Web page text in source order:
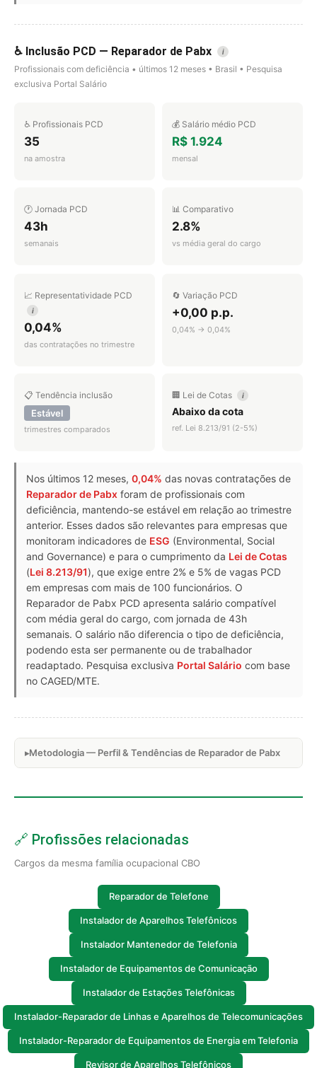
♿ Inclusão PCD — Reparador de Pabx i
Profissionais com deficiência • últimos 12 meses • Brasil • Pesquisa
exclusiva Portal Salário
♿ Profissionais PCD
35
na amostra
💰 Salário médio PCD
R$ 1.924
mensal
🕐 Jornada PCD
43h
semanais
📊 Comparativo
2.8%
vs média geral do cargo
📈 Representatividade PCD
i
0,04%
das contratações no trimestre
🔄 Variação PCD
+0,00 p.p.
0,04% → 0,04%
📋 Tendência inclusão
Estável
trimestres comparados
🏢 Lei de Cotas i
Abaixo da cota
ref. Lei 8.213/91 (2-5%)
Nos últimos 12 meses, 0,04% das novas contratações de
Reparador de Pabx foram de profissionais com
deficiência, mantendo-se estável em relação ao trimestre
anterior. Esses dados são relevantes para empresas que
monitoram indicadores de ESG (Environmental, Social
and Governance) e para o cumprimento da Lei de Cotas
(Lei 8.213/91), que exige entre 2% e 5% de vagas PCD
em empresas com mais de 100 funcionários. O
Reparador de Pabx PCD apresenta salário compatível
com média geral do cargo, com jornada de 43h
semanais. O salário não diferencia o tipo de deficiência,
podendo esta ser permanente ou de trabalhador
readaptado. Pesquisa exclusiva Portal Salário com base
no CAGED/MTE.
Metodologia — Perfil & Tendências de Reparador de Pabx
🔗 Profissões relacionadas
Cargos da mesma família ocupacional CBO
Reparador de Telefone
Instalador de Aparelhos Telefônicos
Instalador Mantenedor de Telefonia
Instalador de Equipamentos de Comunicação
Instalador de Estações Telefônicas
Instalador-Reparador de Linhas e Aparelhos de Telecomunicações
Instalador-Reparador de Equipamentos de Energia em Telefonia
Revisor de Aparelhos Telefônicos